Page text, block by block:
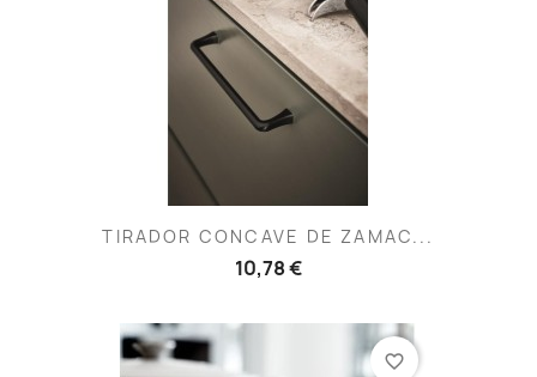
TIRADOR CONCAVE DE ZAMAC...
10,78 €
favorite_border